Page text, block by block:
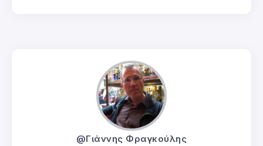
@Γιάννης Φραγκούλης